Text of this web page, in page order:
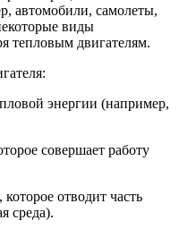
автомобили, самолеты,
виды
тепловым двигателям.
энергии (например,
совершает работу
отводит часть
среда).